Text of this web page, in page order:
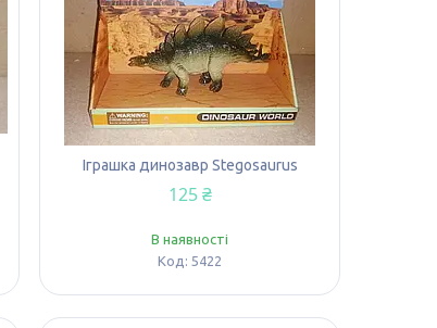
Іграшка динозавр Stegosaurus
125 ₴
В наявності
5422